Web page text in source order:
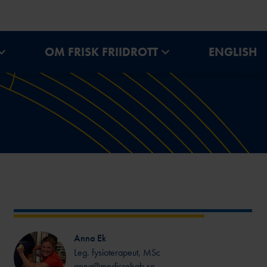
ELITFRIIDROTT –
PRESTATIONSCENTER
SÖMN
PODDAR
OM FRISK FRIIDROTT ENGLISH
Anna Ek
Leg. fysioterapeut, MSc